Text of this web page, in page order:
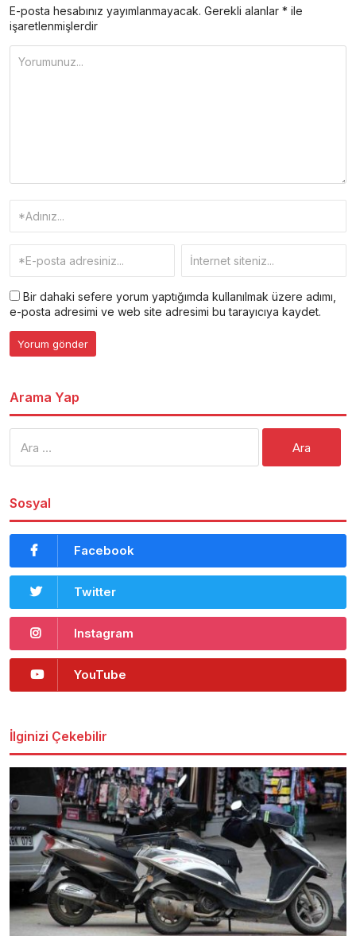
E-posta hesabınız yayımlanmayacak. Gerekli alanlar * ile
işaretlenmişlerdir
Bir dahaki sefere yorum yaptığımda kullanılmak üzere adımı,
e-posta adresimi ve web site adresimi bu tarayıcıya kaydet.
Arama Yap
Sosyal
Facebook
Twitter
Instagram
YouTube
İlginizi Çekebilir